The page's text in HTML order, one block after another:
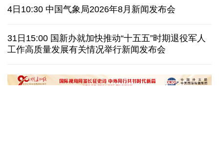
巴安全部队在俾路支省开展行动 击毙5名恐怖分子
探访泰缅“死亡铁路”，见证日本军国主义侵略罪行
4日10:30 中国气象局2026年8月新闻发布会
31日15:00 国新办就加快推动“十五五”时期退役军人
工作高质量发展有关情况举行新闻发布会